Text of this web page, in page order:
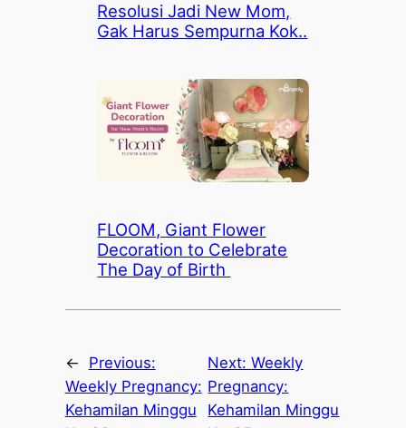
Resolusi Jadi New Mom,
Gak Harus Sempurna Kok..
FLOOM, Giant Flower
Decoration to Celebrate
The Day of Birth
←
Previous:
Weekly Pregnancy:
Kehamilan Minggu
Next:Weekly
Pregnancy:
Kehamilan Minggu